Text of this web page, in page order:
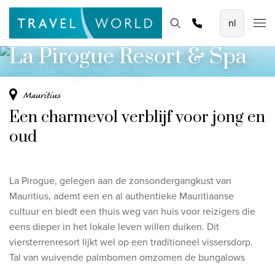
De mooiste vliegvakanties
Baoase Luxury Resort Curaçao
Lux* Grand Baie Resort Mauritius
Bekijk alle vliegvakanties
8-daagse Emiraten Ontdekkingsreis
Fly & Drive - Kleuren van Yucatan
Ontdekking Sri Lanka
Bekijk alle rondreizen
Homepage Bestemmingen Thema's Promoties
Offerte aanvragen
Ontdek het échte Mauritius: luxe, rust en
lokale charme in overvloed
La Pirogue Resort & Spa
Mauritius
Een charmevol verblijf voor jong en
oud
La Pirogue, gelegen aan dezonsondergangkust van
Mauritius, ademt een en al authentieke Mauritiaanse
cultuur en biedteen thuis weg van huis voor reizigers die
eensdieper in het lokale leven willen duiken. Dit
viersterrenresort lijkt wel opeen traditioneel vissersdorp.
Tal van wuivende palmbomen omzomen de bungalows